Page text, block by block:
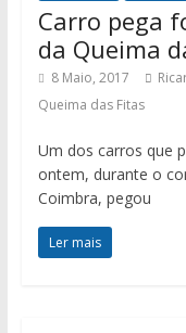
Carro pega
da Queima
8 Maio, 2017
Queima das Fitas
Um dos carros que
ontem, durante o
Coimbra, pegou
Ler mais